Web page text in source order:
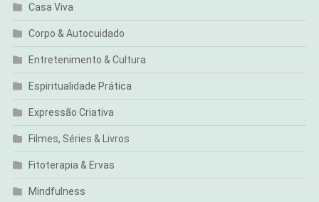
Casa Viva
Corpo & Autocuidado
Entretenimento & Cultura
Espiritualidade Prática
Expressão Criativa
Filmes, Séries & Livros
Fitoterapia & Ervas
Mindfulness